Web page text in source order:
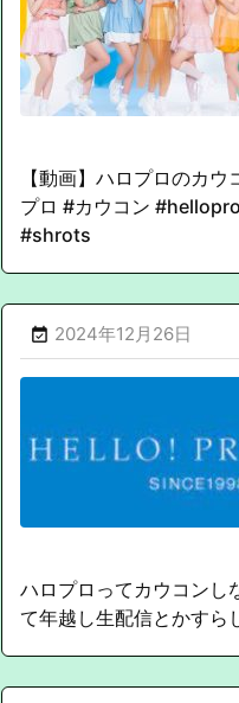
【動画】ハロプロのカ
プロ #カウコン
#shrots
 2024年12月26日
ハロプロってカウコンし
て年越し生配信とかすら